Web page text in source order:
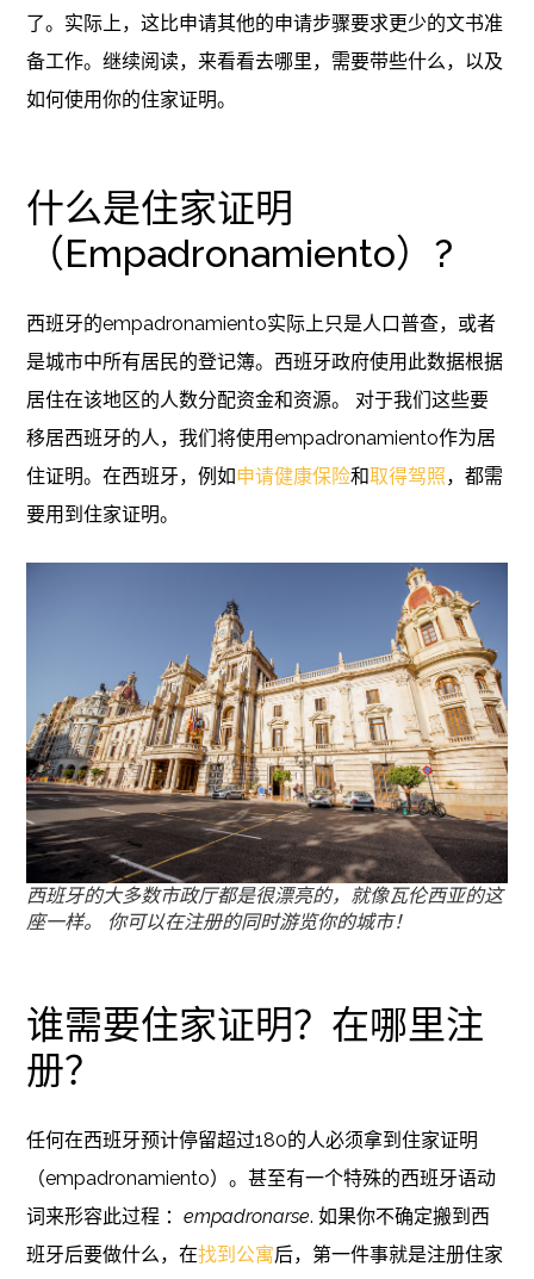
了。实际上，这比申请其他的申请步骤要求更少的文书准
备工作。继续阅读，来看看去哪里，需要带些什么，以及
如何使用你的住家证明。
什么是住家证明
（Empadronamiento）?
西班牙的empadronamiento实际上只是人口普查，或者
是城市中所有居民的登记簿。西班牙政府使用此数据根据
居住在该地区的人数分配资金和资源。 对于我们这些要
移居西班牙的人，我们将使用empadronamiento作为居
住证明。在西班牙，例如申请健康保险和取得驾照，都需
要用到住家证明。
西班牙的大多数市政厅都是很漂亮的，就像瓦伦西亚的这
座一样。 你可以在注册的同时游览你的城市！
谁需要住家证明？在哪里注
册？
任何在西班牙预计停留超过180的人必须拿到住家证明
（empadronamiento）。甚至有一个特殊的西班牙语动
词来形容此过程 ：empadronarse. 如果你不确定搬到西
班牙后要做什么，在找到公寓后，第一件事就是注册住家